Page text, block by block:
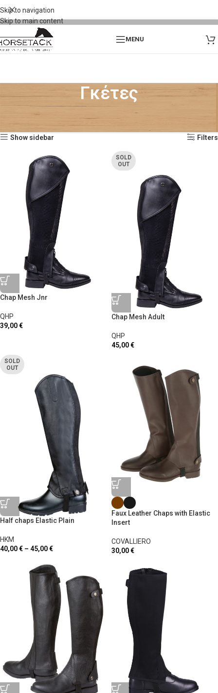
Skip to navigation
Skip to main content
MENU
Γκέτες
Προβάλλονται όλα - 7 αποτελέσματα
Show sidebar Filters
Chap Mesh Jnr
QHP
39,00€
SOLD
OUT
Chap Mesh Adult
QHP
45,00€
SOLD
OUT
Half chaps Elastic Plain
HKM
40,00€ – 45,00€
Faux Leather Chaps with Elastic
Insert
COVALLIERO
30,00€